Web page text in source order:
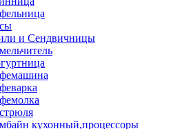
и Сендвичницы
кухонный,процессоры